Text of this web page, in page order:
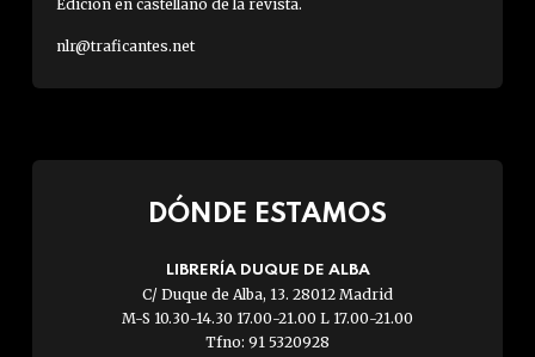
Edición en castellano de la revista.
nlr@traficantes.net
DÓNDE ESTAMOS
LIBRERÍA DUQUE DE ALBA
C/ Duque de Alba, 13. 28012 Madrid
M-S 10.30-14.30 17.00-21.00 L 17.00-21.00
Tfno: 91 5320928